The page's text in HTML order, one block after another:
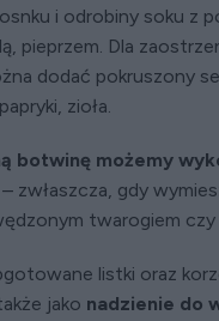
i odrobiny soku z
pieprzem. Dla
dodać pokruszony
zioła.
botwinę możemy
– zwłaszcza, gdy
twarogiem
listki oraz
jako nadzienie do